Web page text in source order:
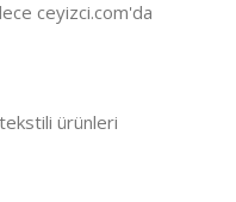
ceyizci.com'da
ürünleri